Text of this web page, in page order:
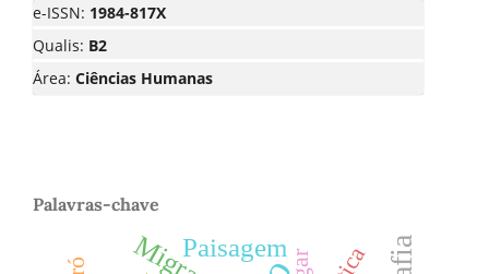
e-ISSN: 1984-817X
Qualis: B2
Área: Ciências Humanas
Palavras-chave
Paisagem